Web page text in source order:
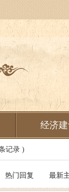
经济
记录 )
热门回复 最新